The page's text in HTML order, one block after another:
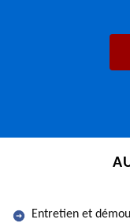
Entretien et